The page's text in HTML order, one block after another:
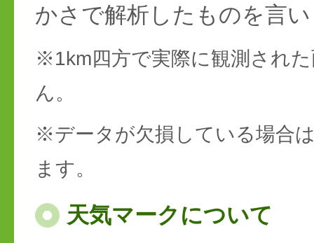
かさで解析したものを言
※1km四方で実際に観測され
ん。
※データが欠損している場合
ます。
天気マークについて